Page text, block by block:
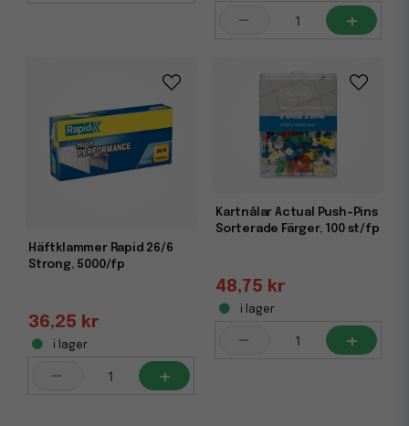
- +
Häftklammer Rapid 26/6
Strong, 5000/fp
36,25 kr
i lager
- +
Kartnålar Actual Push-Pins
Sorterade Färger, 100 st/fp
48,75 kr
i lager
- +